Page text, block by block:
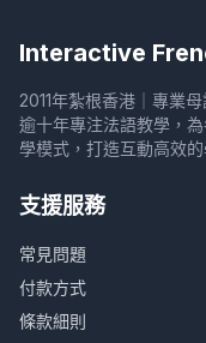
Interactive
2011年紮根香港｜專業
逾十年專注法語教學，
學模式，打造互動高效
支援服務
常見問題
付款方式
條款細則